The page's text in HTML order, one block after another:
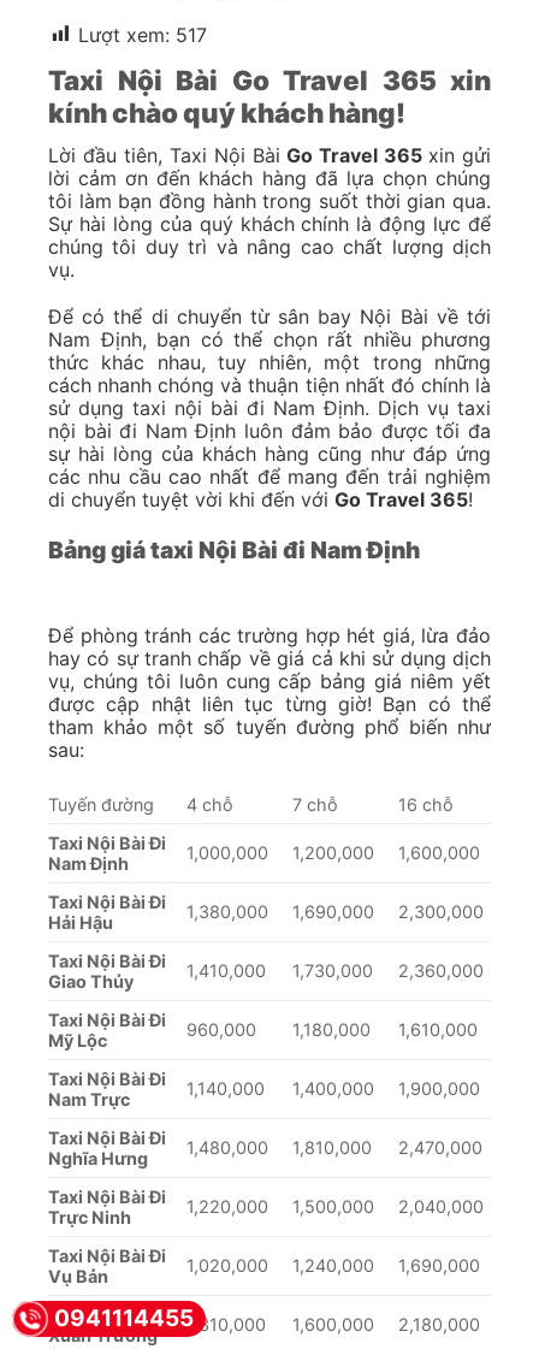
Lượt xem: 517
Taxi Nội Bài Go Travel 365 xin
kính chào quý khách hàng!
Lời đầu tiên, Taxi Nội BàiGo Travel 365 xin gửi
lời cảm ơn đến khách hàng đã lựa chọn chúng
tôi làm bạn đồng hành trong suốt thời gian qua.
Sự hài lòng của quý khách chính là động lực để
chúng tôi duy trì và nâng cao chất lượng dịch
vụ.
Để có thể di chuyển từ sân bay Nội Bài về tới
Nam Định, bạn có thể chọn rất nhiều phương
thức khác nhau, tuy nhiên, một trong những
cách nhanh chóng và thuận tiện nhất đó chính là
sử dụng taxi nội bài đi Nam Định. Dịch vụ taxi
nội bài đi Nam Định luôn đảm bảo được tối đa
sự hài lòng của khách hàng cũng như đáp ứng
các nhu cầu cao nhất để mang đến trải nghiệm
di chuyển tuyệt vời khi đến với Go Travel 365!
Bảng giá taxi Nội Bài đi Nam Định
Để phòng tránh các trường hợp hét giá, lừa đảo
hay có sự tranh chấp về giá cả khi sử dụng dịch
vụ, chúng tôi luôn cung cấp bảng giá niêm yết
được cập nhật liên tục từng giờ! Bạn có thể
tham khảo một số tuyến đường phổ biến như
sau:
Tuyến đường 4 chỗ 7 chỗ
16 chỗ
Taxi Nội Bài Đi
Nam Định
1,000,000 1,200,000 1,600,000
Taxi Nội Bài Đi
Hải Hậu
1,380,000 1,690,000 2,300,000
Taxi Nội Bài Đi
Giao Thủy
1,410,000 1,730,000 2,360,000
Taxi Nội Bài Đi
Mỹ Lộc
960,000 1,180,000 1,610,000
Taxi Nội Bài Đi
Nam Trực
1,140,000 1,400,000 1,900,000
Taxi Nội Bài Đi
Nghĩa Hưng
1,480,000 1,810,000 2,470,000
Taxi Nội Bài Đi
Trực Ninh
1,220,000 1,500,000 2,040,000
Taxi Nội Bài Đi
Vụ Bản
1,020,000 1,240,000 1,690,000
Taxi Nội Bài Đi
Xuân Trường
1,310,000 1,600,000 2,180,000
0941114455